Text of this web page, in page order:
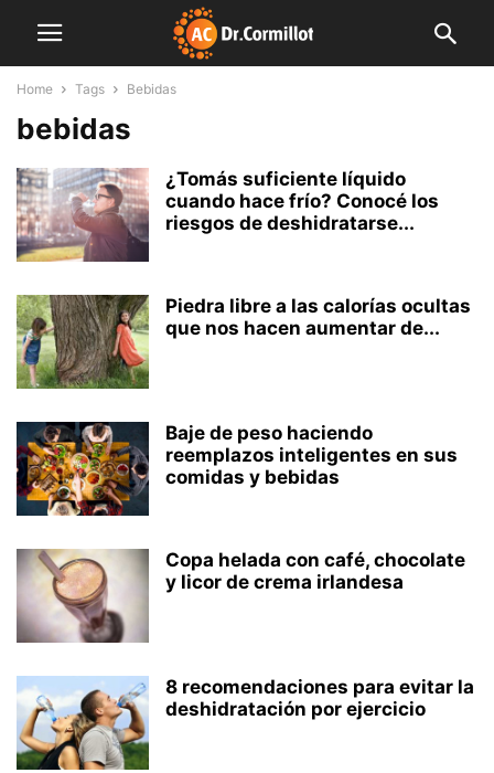
Home Tags Bebidas
bebidas
¿Tomás suficiente líquido
cuando hace frío? Conocé los
riesgos de deshidratarse...
Piedra libre a las calorías ocultas
que nos hacen aumentar de...
Baje de peso haciendo
reemplazos inteligentes en sus
comidas y bebidas
Copa helada con café, chocolate
y licor de crema irlandesa
8 recomendaciones para evitar la
deshidratación por ejercicio